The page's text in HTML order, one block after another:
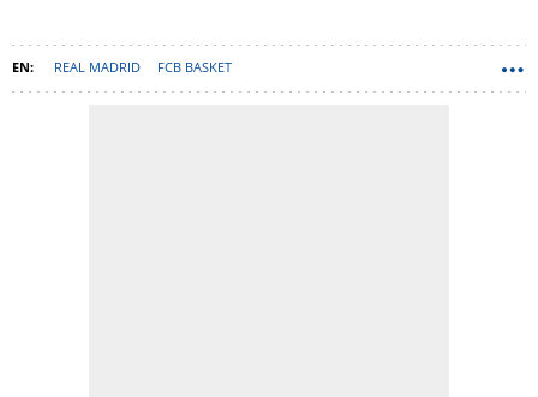
REAL MADRID FCB BASKET